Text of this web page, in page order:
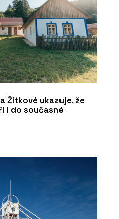
Žítkové ukazuje, že
i do současné